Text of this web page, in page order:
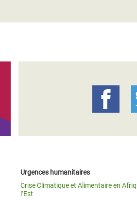
Urgences humanitaires
Crise Climatique et Alimentaire en
l’Est